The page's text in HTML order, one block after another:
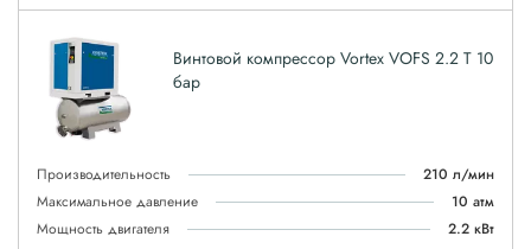
Винтовой компрессор Vortex VOFS 2.2 T 10
бар
Производительность
210 л/мин
Максимальное давление
10 атм
Мощность двигателя
2.2 кВт